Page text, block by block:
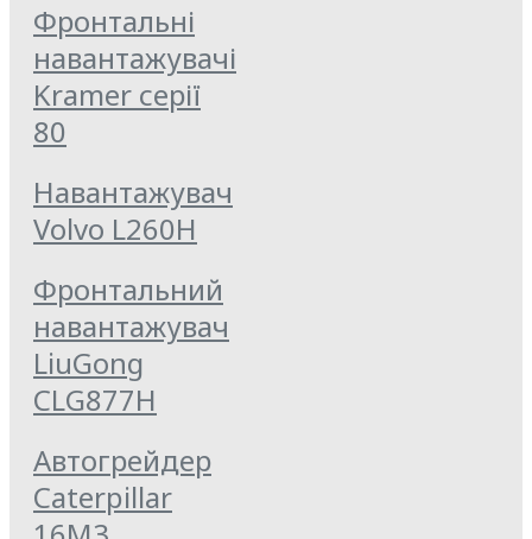
Фронтальні
навантажувачі
Kramer серії
80
Навантажувач
Volvo L260H
Фронтальний
навантажувач
LiuGong
CLG877Н
Автогрейдер
Caterpillar